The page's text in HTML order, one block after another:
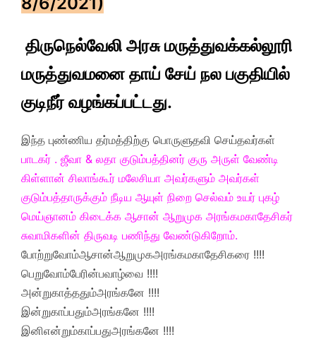
திருநெல்வேலி அரசு மருத்துவக்கல்லூரி
மருத்துவமனை தாய் சேய் நல பகுதியில்
குடிநீர் வழங்கப்பட்டது.
இந்த புண்ணிய தர்மத்திற்கு பொருளுதவி செய்தவர்கள்
பாடகர் . ஜீவா & லதா குடும்பத்தினர் குரு அருள் வேண்டி
கிள்ளான் சிலாங்கூர் மலேசியா அவர்களும் அவர்கள்
குடும்பத்தாருக்கும் நீடிய ஆயுள் நிறை செல்வம் உயர் புகழ்
மெய்ஞானம் கிடைக்க ஆசான் ஆறுமுக அரங்கமகாதேசிகர்
சுவாமிகளின் திருவடி பணிந்து வேண்டுகிறோம்.
போற்றுவோம்ஆசான்ஆறுமுகஅரங்கமகாதேசிகரை !!!!
பெறுவோம்பேரின்பவாழ்வை !!!!
அன்றுகாத்ததும்அரங்கனே !!!!
இன்றுகாப்பதும்அரங்கனே !!!!
இனிஎன்றும்காப்பதுஅரங்கனே !!!!